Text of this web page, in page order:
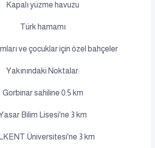
Kapalı yüzme havuzu
Türk hamamı
ve çocuklar için özel bahçeler
Yakınındaki Noktalar:
Gorbinar sahiline 0.5 km
Bilim Lisesi'ne 3 km
Üniversitesi'ne 3 km